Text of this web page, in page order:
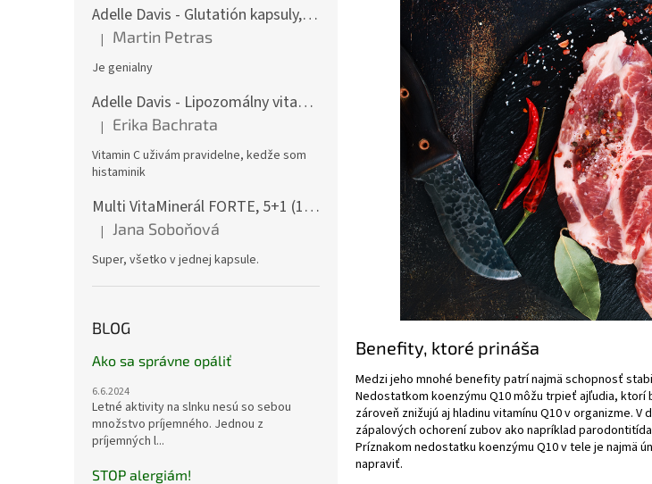
Adelle Davis - Glutatión kapsuly, 30 denných dávok
Hodnotenie produktu je 5 z 5 hviezdičiek.
| Martin Petras
Je genialny
Adelle Davis - Lipozomálny vitamín C, 200 ml + Práškový vitamín C, 500 g
Hodnotenie produktu je 5 z 5 hviezdičiek.
| Erika Bachrata
Vitamin C uživám pravidelne, kedže som
histaminik
Multi VitaMinerál FORTE, 5+1 (180 gélových kapsúl) - - komplexný multivitamín
Hodnotenie produktu je 5 z 5 hviezdičiek.
| Jana Soboňová
Super, všetko v jednej kapsule.
BLOG
Ako sa správne opáliť
6.6.2024
Letné aktivity na slnku nesú so sebou
množstvo príjemného. Jednou z
príjemných l...
STOP alergiám!
Benefity, ktoré prináša
Medzi jeho mnohé benefity patrí najmä schopnosť
Nedostatkom koenzýmu Q10 môžu trpieť ajľudia,
zároveň znižujú aj hladinu vitamínu Q10 v organizme.
zápalových ochorení zubov ako napríklad
Príznakom nedostatku koenzýmu Q10 v tele je najmä
napraviť.